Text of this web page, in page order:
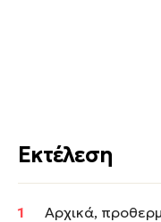
Εκτέλεση
Αρχικά,